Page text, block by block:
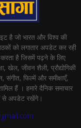
है जो भारत और विश्व की
को लगातार अपडेट कर रही
है जिसमें पढ़ने के लिए
खेल, जीवन शैली, प्रौद्योगिकी
संगीत, फिल्में और समीक्षाएँ,
हैं । हमारे दैनिक समाचार
से अपडेट रखेंगे।